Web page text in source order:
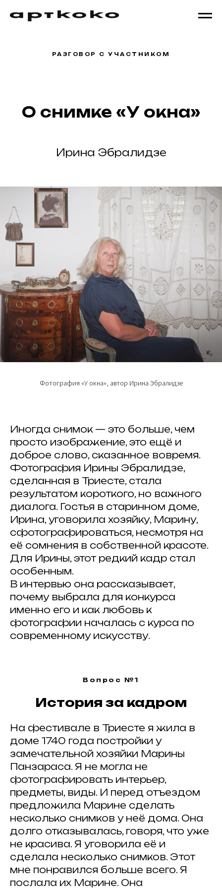
РАЗГОВОР С УЧАСТНИКОМ
О снимке «У окна»
Ирина Эбралидзе
Фотография «У окна», автор Ирина Эбралидзе
Иногда снимок — это больше, чем
просто изображение, это ещё и
доброе слово, сказанное вовремя.
Фотография Ирины Эбралидзе,
сделанная в Триесте, стала
результатом короткого, но важного
диалога. Гостья в старинном доме,
Ирина, уговорила хозяйку, Марину,
сфотографироваться, несмотря на
её сомнения в собственной красоте.
Для Ирины, этот редкий кадр стал
особенным.
В интервью она рассказывает,
почему выбрала для конкурса
именно его и как любовь к
фотографии началась с курса по
современному искусству.
Вопрос №1
История за кадром
На фестивале в Триесте я жила в
доме 1740 года постройки у
замечательной хозяйки Марины
Панзараса. Я не могла не
фотографировать интерьер,
предметы, виды. И перед отъездом
предложила Марине сделать
несколько снимков у неё дома. Она
долго отказывалась, говоря, что уже
не красива. Я уговорила её и
сделала несколько снимков. Этот
мне понравился больше всего. Я
послала их Марине. Она